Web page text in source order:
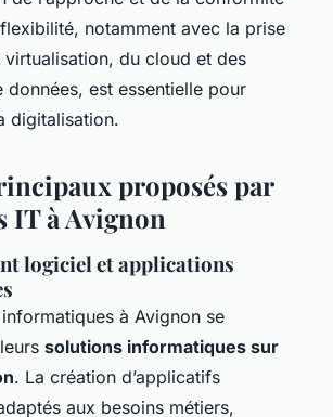
notamment avec la prise
du cloud et des
données, est essentielle pour
digitalisation.
proposés par
IT à Avignon
logiciel et applications
à Avignon se
solutions informatiques sur
. La création d’applicatifs
aux besoins métiers,